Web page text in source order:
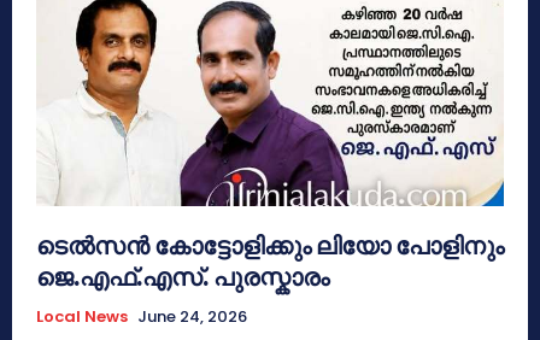
ടെൽസൻ കോട്ടോളിക്കും ലിയോ പോളിനും
ജെ.എഫ്.എസ്. പുരസ്കാരം
Local News June 24, 2026